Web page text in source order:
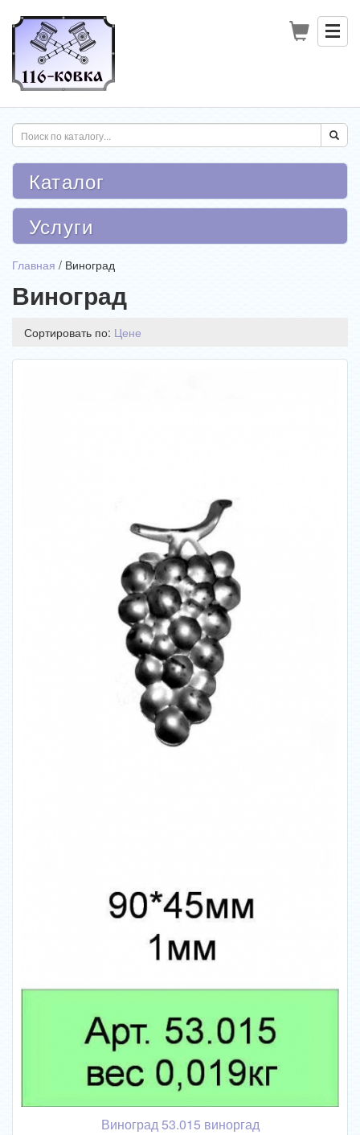
Каталог
Услуги
Главная / Виноград
Виноград
Сортировать по: Цене
Виноград 53.015 виноргад